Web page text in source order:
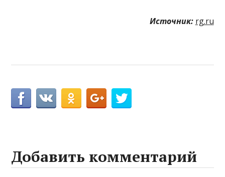
Источник: rg.ru
Добавить комментарий